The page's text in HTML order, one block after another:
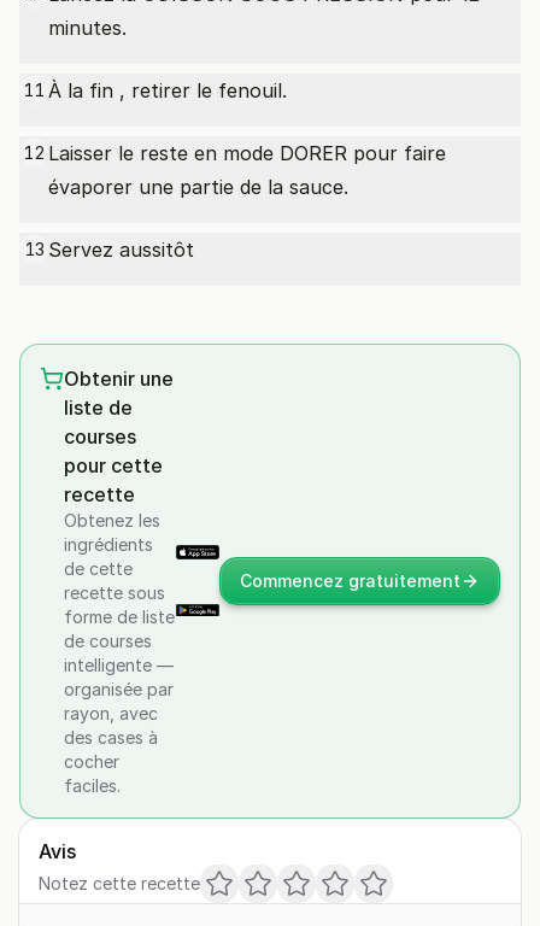
minutes.
11 À la fin , retirer le fenouil.
12 Laisser le reste en mode DORER pour faire
évaporer une partie de la sauce.
13 Servez aussitôt
Obtenir une
liste de
courses
pour cette
recette
Obtenez les
ingrédients
de cette
recette sous
forme de liste
de courses
intelligente —
organisée par
rayon, avec
des cases à
cocher
faciles.
Commencez gratuitement
Avis
Notez cette recette